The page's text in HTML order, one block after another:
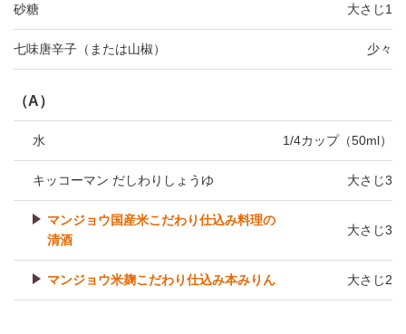
砂糖 大さじ1
七味唐辛子（または山椒） 少々
（A）
水 1/4カップ（50ml）
キッコーマン だしわりしょうゆ 大さじ3
マンジョウ国産米こだわり仕込み料理の
清酒
大さじ3
マンジョウ米麹こだわり仕込み本みりん 大さじ2